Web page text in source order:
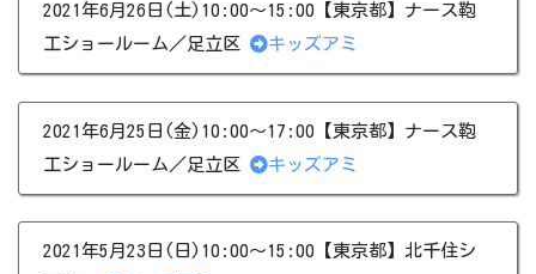
2021年6月26日(土)10:00～15:00【東京都】ナース鞄
工ショールーム／足立区
キッズアミ
2021年6月25日(金)10:00～17:00【東京都】ナース鞄
工ショールーム／足立区
キッズアミ
2021年5月23日(日)10:00～15:00【東京都】北千住シ